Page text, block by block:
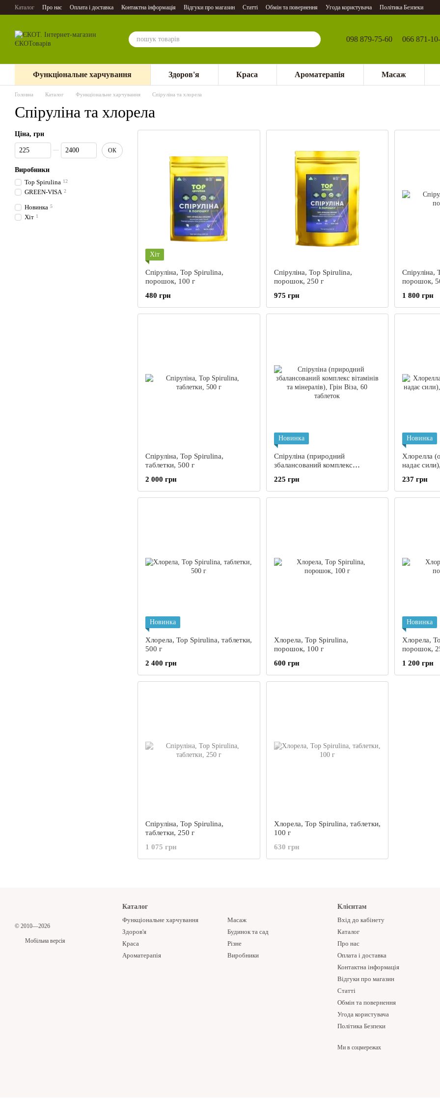
Перейти до основного контенту
Каталог Про нас Оплата і доставка Контактна інформація Відгуки про магазин Статті Обмін та повернення Угода користувача Політика Безпеки
098 879-75-60 066 871-
Функціональне харчування Здоров'я Краса Ароматерапія Масаж
Головна Каталог Функціональне харчування Спіруліна та хлорела
Спіруліна та хлорела
Хіт
Спіруліна, Top Spirulina,
порошок, 100 г
480 грн
Спіруліна, Top Spirulina,
порошок, 250 г
975 грн
Спіруліна,
порошок,
1 800 грн
Спіруліна, Top Spirulina,
таблетки, 500 г
2 000 грн
Новинка
Спіруліна (природний
збалансований комплекс
Віза, 60 таблеток
225 грн
Новинка
Хлорелла
надає
237 грн
Новинка
Хлорела, Top Spirulina, таблетки,
500 г
2 400 грн
Хлорела, Top Spirulina,
порошок, 100 г
600 грн
Новинка
Хлорела,
порошок,
1 200 грн
Спіруліна, Top Spirulina,
таблетки, 250 г
1 075 грн
Хлорела, Top Spirulina, таблетки,
100 г
630 грн
Ціна, грн
Від Ціна, грн
До Ціна, грн
ОК
Виробники
Top Spirulina 12
GREEN-VISA 2
Новинка 5
Хіт 1
© 2010—2026
Мобільна версія
Каталог
Функціональне харчування
Здоров'я
Краса
Ароматерапія
Масаж
Будинок та сад
Різне
Виробники
Клієнтам
Вхід до кабінету
Каталог
Про нас
Оплата і доставка
Контактна інформація
Відгуки про магазин
Статті
Обмін та повернення
Угода користувача
Політика Безпеки
Ми в соцмережах